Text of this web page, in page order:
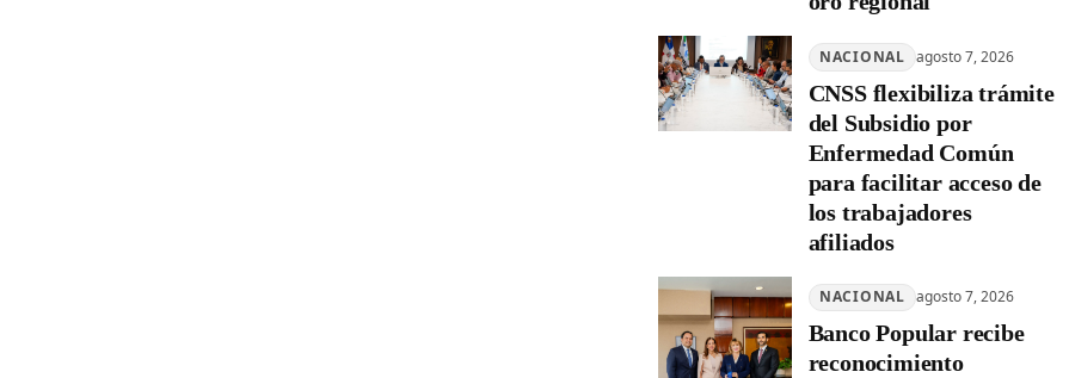
NACIONAL agosto 7, 2026
CNSS flexibiliza trámite
del Subsidio por
Enfermedad Común
para facilitar acceso de
los trabajadores
afiliados
NACIONAL agosto 7, 2026
Banco Popular recibe
reconocimiento